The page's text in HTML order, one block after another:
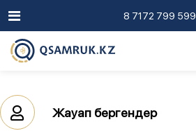
8 7172 799 599
Жауап бергендер